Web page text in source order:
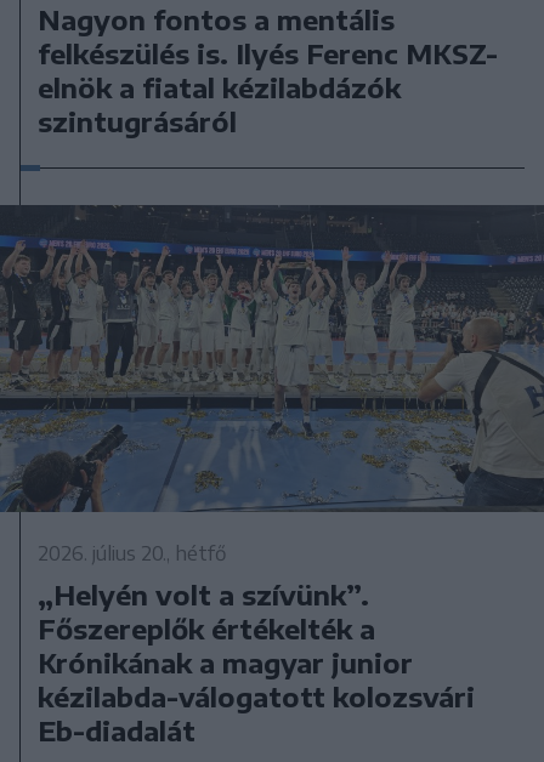
Nagyon fontos a mentális
felkészülés is. Ilyés Ferenc MKSZ-
elnök a fiatal kézilabdázók
szintugrásáról
2026. július 20., hétfő
„Helyén volt a szívünk”.
Főszereplők értékelték a
Krónikának a magyar junior
kézilabda-válogatott kolozsvári
Eb-diadalát